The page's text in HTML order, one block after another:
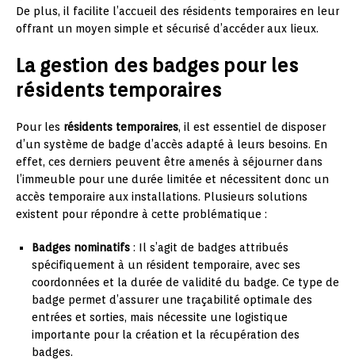
De plus, il facilite l’accueil des résidents temporaires en leur
offrant un moyen simple et sécurisé d’accéder aux lieux.
La gestion des badges pour les
résidents temporaires
Pour les résidents temporaires, il est essentiel de disposer
d’un système de badge d’accès adapté à leurs besoins. En
effet, ces derniers peuvent être amenés à séjourner dans
l’immeuble pour une durée limitée et nécessitent donc un
accès temporaire aux installations. Plusieurs solutions
existent pour répondre à cette problématique :
Badges nominatifs : Il s’agit de badges attribués
spécifiquement à un résident temporaire, avec ses
coordonnées et la durée de validité du badge. Ce type de
badge permet d’assurer une traçabilité optimale des
entrées et sorties, mais nécessite une logistique
importante pour la création et la récupération des
badges.